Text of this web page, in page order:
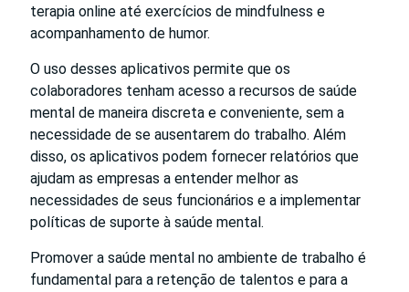
terapia online até exercícios de mindfulness e
acompanhamento de humor.
O uso desses aplicativos permite que os
colaboradores tenham acesso a recursos de saúde
mental de maneira discreta e conveniente, sem a
necessidade de se ausentarem do trabalho. Além
disso, os aplicativos podem fornecer relatórios que
ajudam as empresas a entender melhor as
necessidades de seus funcionários e a implementar
políticas de suporte à saúde mental.
Promover a saúde mental no ambiente de trabalho é
fundamental para a retenção de talentos e para a